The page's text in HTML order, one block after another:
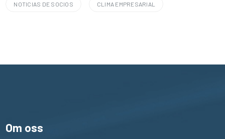
NOTICIAS DE SOCIOS CLIMA EMPRESARIAL
Om oss